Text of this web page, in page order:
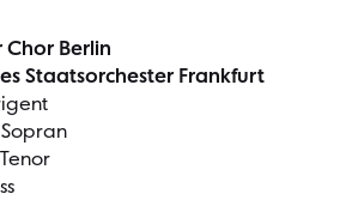
Chor Berlin
Staatsorchester Frankfurt
Sopran
Tenor